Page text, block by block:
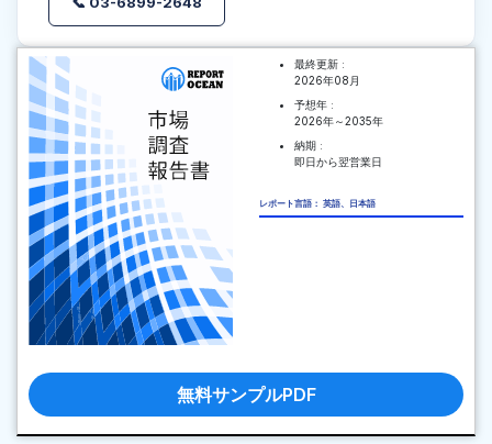
最終更新 :
2026年08月
予想年 :
2026年～2035年
納期 :
即日から翌営業日
レポート言語： 英語、日本語
無料サンプルPDF